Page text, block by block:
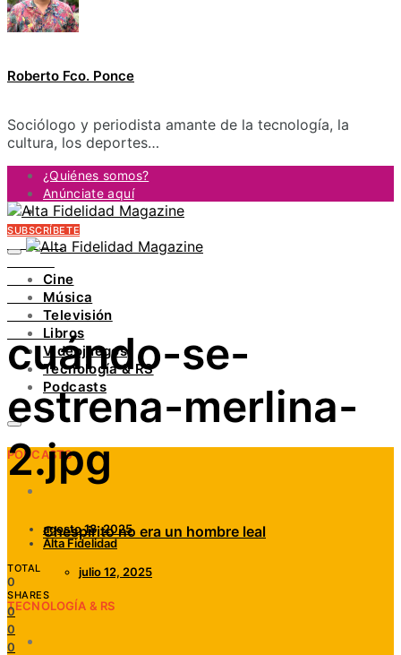
Roberto Fco. Ponce
Sociólogo y periodista amante de la tecnología, la
cultura, los deportes…
¿Quiénes somos?
Anúnciate aquí
Contacto
FACEBOOK
INSTAGRAM
PINTEREST
YOUTUBE
LINKEDIN
SUBSCRÍBETE
Cine
Música
Televisión
Libros
Videojuegos
Tecnología & RS
Podcasts
PODCASTS
Chespirito no era un hombre leal
julio 12, 2025
TECNOLOGÍA & RS
cuándo-se-
estrena-merlina-
2.jpg
agosto 18, 2025
Alta Fidelidad
TOTAL
0
SHARES
0
0
0